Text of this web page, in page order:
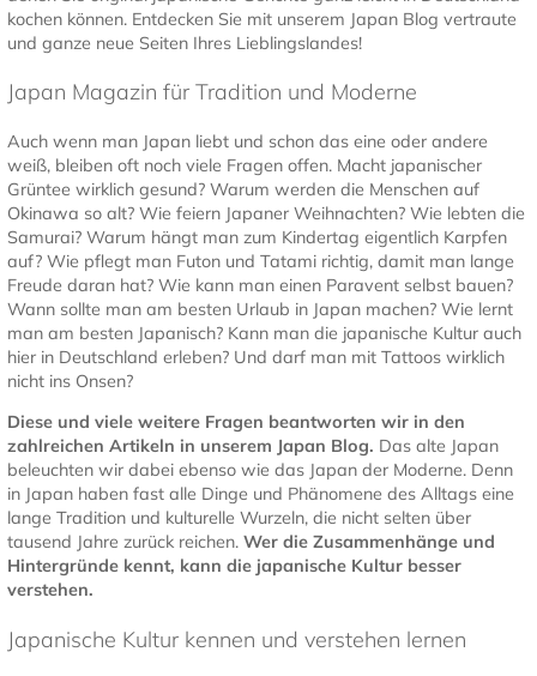
kochen können. Entdecken Sie mit unserem Japan Blog vertraute
und ganze neue Seiten Ihres Lieblingslandes!
Japan Magazin für Tradition und Moderne
Auch wenn man Japan liebt und schon das eine oder andere
weiß, bleiben oft noch viele Fragen offen. Macht japanischer
Grüntee wirklich gesund? Warum werden die Menschen auf
Okinawa so alt? Wie feiern Japaner Weihnachten? Wie lebten die
Samurai? Warum hängt man zum Kindertag eigentlich Karpfen
auf? Wie pflegt man Futon und Tatami richtig, damit man lange
Freude daran hat? Wie kann man einen Paravent selbst bauen?
Wann sollte man am besten Urlaub in Japan machen? Wie lernt
man am besten Japanisch? Kann man die japanische Kultur auch
hier in Deutschland erleben? Und darf man mit Tattoos wirklich
nicht ins Onsen?
Diese und viele weitere Fragen beantworten wir in den
zahlreichen Artikeln in unserem Japan Blog. Das alte Japan
beleuchten wir dabei ebenso wie das Japan der Moderne. Denn
in Japan haben fast alle Dinge und Phänomene des Alltags eine
lange Tradition und kulturelle Wurzeln, die nicht selten über
tausend Jahre zurück reichen. Wer die Zusammenhänge und
Hintergründe kennt, kann die japanische Kultur besser
verstehen.
Japanische Kultur kennen und verstehen lernen